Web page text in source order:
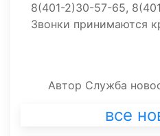
8(401-2)30-57-65,
Звонки принимаются
Автор Служба
все